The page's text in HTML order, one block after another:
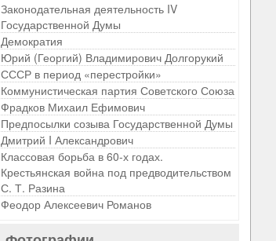
Законодательная деятельность IV
Государственной Думы
Демократия
Юрий (Георгий) Владимирович Долгорукий
СССР в период «перестройки»
Коммунистическая партия Советского Союза
Фрадков Михаил Ефимович
Предпосылки созыва Государственной Думы
Дмитрий I Александрович
Классовая борьба в 60-х годах.
Крестьянская война под предводительством
С. Т. Разина
Феодор Алексеевич Романов